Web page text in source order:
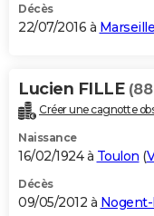
Décès
22/07/2016 à Marseille
Lucien FILLE
Créer une cagnotte
Naissance
16/02/1924 à Toulon (
Décès
09/05/2012 à